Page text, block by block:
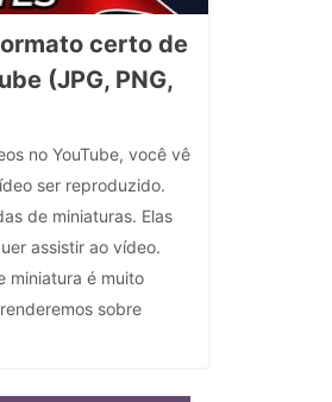
certo de
(JPG, PNG,
no YouTube, você vê
ser reproduzido.
de miniaturas. Elas
assistir ao vídeo.
miniatura é muito
sobre